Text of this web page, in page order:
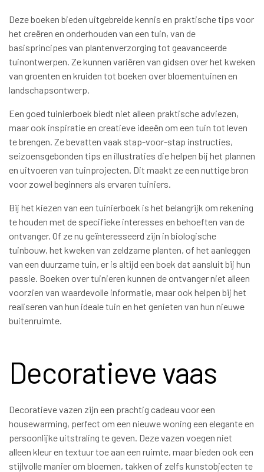
Deze boeken bieden uitgebreide kennis en praktische tips voor
het creëren en onderhouden van een tuin, van de
basisprincipes van plantenverzorging tot geavanceerde
tuinontwerpen. Ze kunnen variëren van gidsen over het kweken
van groenten en kruiden tot boeken over bloementuinen en
landschapsontwerp.
Een goed tuinierboek biedt niet alleen praktische adviezen,
maar ook inspiratie en creatieve ideeën om een tuin tot leven
te brengen. Ze bevatten vaak stap-voor-stap instructies,
seizoensgebonden tips en illustraties die helpen bij het plannen
en uitvoeren van tuinprojecten. Dit maakt ze een nuttige bron
voor zowel beginners als ervaren tuiniers.
Bij het kiezen van een tuinierboek is het belangrijk om rekening
te houden met de specifieke interesses en behoeften van de
ontvanger. Of ze nu geïnteresseerd zijn in biologische
tuinbouw, het kweken van zeldzame planten, of het aanleggen
van een duurzame tuin, er is altijd een boek dat aansluit bij hun
passie. Boeken over tuinieren kunnen de ontvanger niet alleen
voorzien van waardevolle informatie, maar ook helpen bij het
realiseren van hun ideale tuin en het genieten van hun nieuwe
buitenruimte.
Decoratieve vaas
Decoratieve vazen zijn een prachtig cadeau voor een
housewarming, perfect om een nieuwe woning een elegante en
persoonlijke uitstraling te geven. Deze vazen voegen niet
alleen kleur en textuur toe aan een ruimte, maar bieden ook een
stijlvolle manier om bloemen, takken of zelfs kunstobjecten te